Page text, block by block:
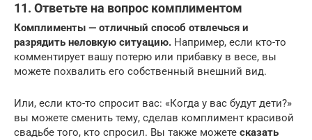
11. Ответьте на вопрос комплиментом
Комплименты — отличный способ отвлечься и
разрядить неловкую ситуацию. Например, если кто-то
комментирует вашу потерю или прибавку в весе, вы
можете похвалить его собственный внешний вид.
Или, если кто-то спросит вас: «Когда у вас будут дети?»
вы можете сменить тему, сделав комплимент красивой
свадьбе того, кто спросил. Вы также можете сказать